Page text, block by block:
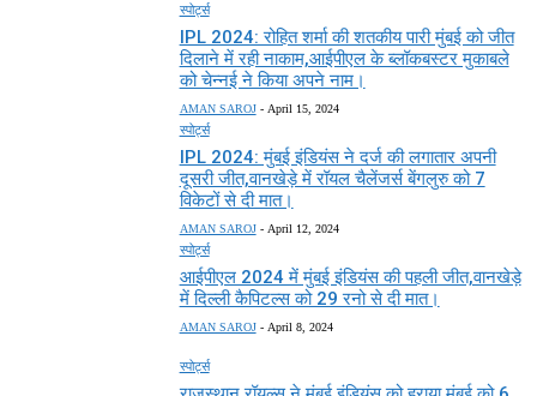
स्पोर्ट्स
IPL 2024: रोहित शर्मा की शतकीय पारी मुंबई को जीत
दिलाने में रही नाकाम,आईपीएल के ब्लॉकबस्टर मुकाबले
को चेन्नई ने किया अपने नाम।
AMAN SAROJ - April 15, 2024
स्पोर्ट्स
IPL 2024: मुंबई इंडियंस ने दर्ज की लगातार अपनी
दूसरी जीत,वानखेड़े में रॉयल चैलेंजर्स बेंगलुरु को 7
विकेटों से दी मात।
AMAN SAROJ - April 12, 2024
स्पोर्ट्स
आईपीएल 2024 में मुंबई इंडियंस की पहली जीत,वानखेड़े
में दिल्ली कैपिटल्स को 29 रनो से दी मात।
AMAN SAROJ - April 8, 2024
स्पोर्ट्स